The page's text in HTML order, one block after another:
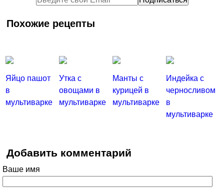
Похожие рецепты
Яйцо пашот
в
мультиварке
Утка с
овощами в
мультиварке
Манты с
курицей в
мультиварке
Индейка с
черносливом
в
мультиварке
Добавить комментарий
Ваше имя